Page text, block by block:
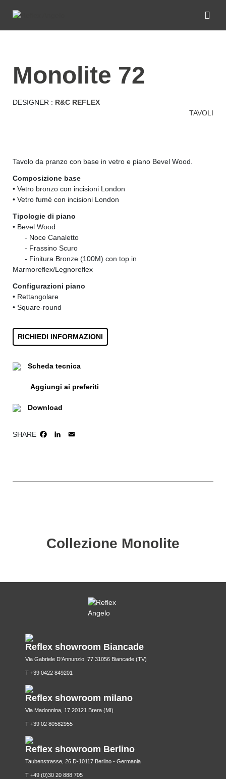
monolite 72
DESIGNER : R&C REFLEX
TAVOLI
Tavolo da pranzo con base in vetro e piano Bevel Wood.
Composizione base
• Vetro bronzo con incisioni London
• Vetro fumé con incisioni London
Tipologie di piano
• Bevel Wood
- Noce Canaletto
- Frassino Scuro
- Finitura Bronze (100M) con top in
Marmoreflex/Legnoreflex
Configurazioni piano
• Rettangolare
• Square-round
RICHIEDI INFORMAZIONI
Scheda tecnica
Aggiungi ai preferiti
Download
SHARE FACEBOOK
LINKEDIN
Collezione Monolite
Reflex showroom Biancade
Via Gabriele D'Annunzio, 77 31056 Biancade (TV)
T +39 0422 849201
Reflex showroom milano
Via Madonnina, 17 20121 Brera (MI)
T +39 02 80582955
Reflex showroom Berlino
Taubenstrasse, 26 D-10117 Berlino - Germania
T +49 (0)30 20 888 705